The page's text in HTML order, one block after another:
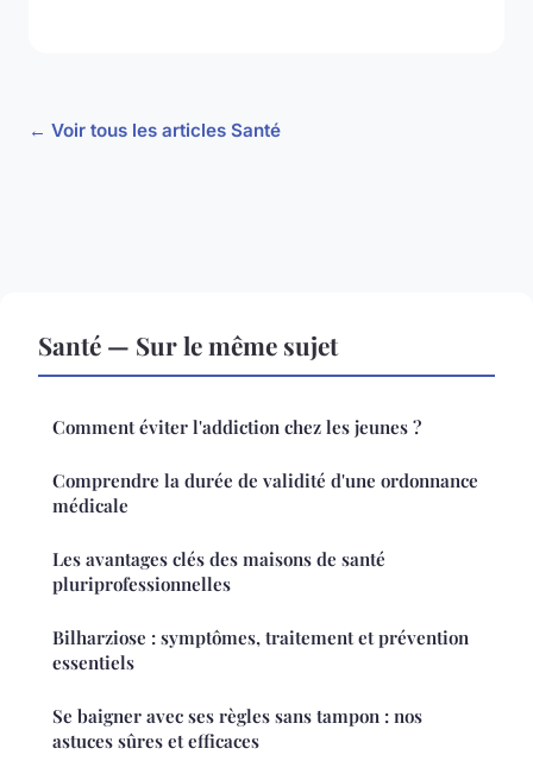
← Voir tous les articles Santé
Santé — Sur le même sujet
Comment éviter l'addiction chez les jeunes ?
Comprendre la durée de validité d'une ordonnance
médicale
Les avantages clés des maisons de santé
pluriprofessionnelles
Bilharziose : symptômes, traitement et prévention
essentiels
Se baigner avec ses règles sans tampon : nos
astuces sûres et efficaces